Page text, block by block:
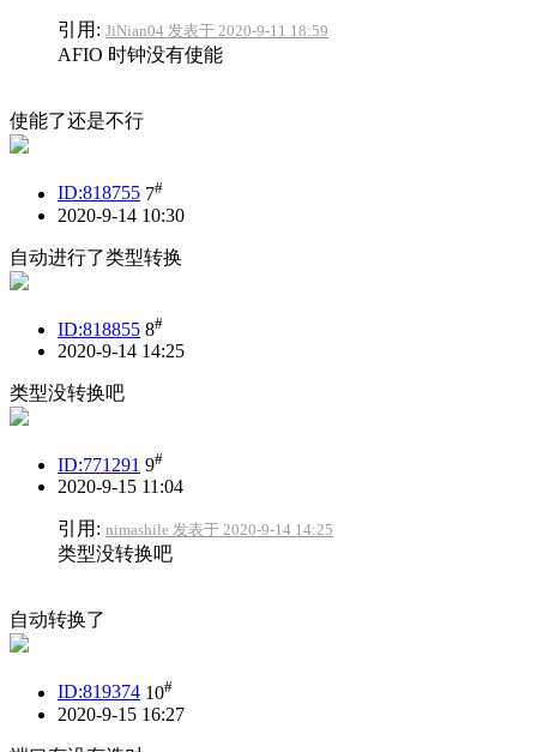
引用: JiNian04 发表于 2020-9-11 18:59
AFIO 时钟没有使能
使能了还是不行
ID:818755 7#
2020-9-14 10:30
自动进行了类型转换
ID:818855 8#
2020-9-14 14:25
类型没转换吧
ID:771291 9#
2020-9-15 11:04
引用: nimashile 发表于 2020-9-14 14:25
类型没转换吧
自动转换了
ID:819374 10#
2020-9-15 16:27